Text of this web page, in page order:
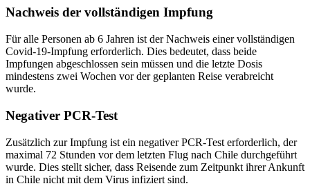
Nachweis der vollständigen Impfung
Für alle Personen ab 6 Jahren ist der Nachweis einer vollständigen
Covid-19-Impfung erforderlich. Dies bedeutet, dass beide
Impfungen abgeschlossen sein müssen und die letzte Dosis
mindestens zwei Wochen vor der geplanten Reise verabreicht
wurde.
Negativer PCR-Test
Zusätzlich zur Impfung ist ein negativer PCR-Test erforderlich, der
maximal 72 Stunden vor dem letzten Flug nach Chile durchgeführt
wurde. Dies stellt sicher, dass Reisende zum Zeitpunkt ihrer Ankunft
in Chile nicht mit dem Virus infiziert sind.